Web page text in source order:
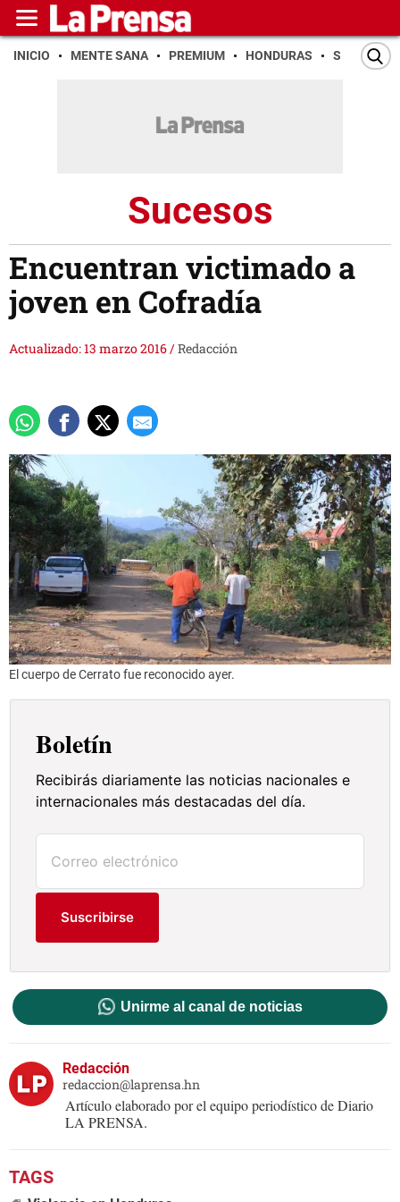
INICIO MENTE SANA PREMIUM HONDURAS SAN PEDRO
Sucesos
Encuentran victimado a
joven en Cofradía
Actualizado: 13 marzo 2016/Redacción
El cuerpo de Cerrato fue reconocido ayer.
Boletín
Recibirás diariamente las noticias nacionales e
internacionales más destacadas del día.
Suscribirse
Unirme al canal de noticias
Redacción
redaccion@laprensa.hn
Artículo elaborado por el equipo periodístico de Diario
LA PRENSA.